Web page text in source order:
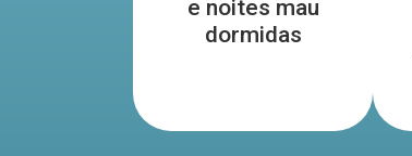
e noites mau
dormidas